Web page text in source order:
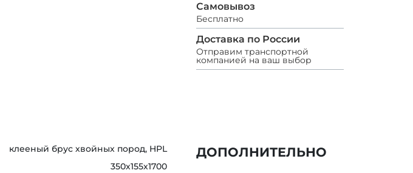
Самовывоз
Бесплатно
Доставка по России
Отправим транспортной
компанией на ваш выбор
клееный брус хвойных пород, HPL
350х155х1700
ДОПОЛНИТЕЛЬНО